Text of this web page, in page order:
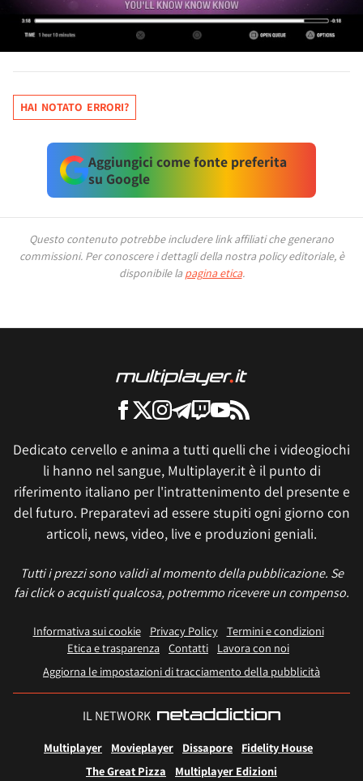
HAI NOTATO ERRORI?
Aggiungici come fonte preferita
su Google
Questo contenuto potrebbe includere link affiliati che generano
commissioni. Per conoscere i dettagli della nostra policy editoriale, è
disponibile la pagina etica.
Dedicato cervello e anima a tutti quelli che i videogiochi
li hanno nel sangue, Multiplayer.it è il punto di
riferimento italiano per l'intrattenimento del presente e
del futuro. Preparatevi ad essere stupiti ogni giorno con
articoli, news, video, live e produzioni geniali.
Tutti i prezzi sono validi al momento della pubblicazione. Se
fai click o acquisti qualcosa, potremmo ricevere un compenso.
Informativa sui cookie Privacy Policy
Termini e condizioni
Etica e trasparenza Contatti
Lavora con noi
Aggiorna le impostazioni di tracciamento della pubblicità
IL NETWORK
Multiplayer Movieplayer Dissapore
Fidelity House
The Great Pizza
Multiplayer Edizioni